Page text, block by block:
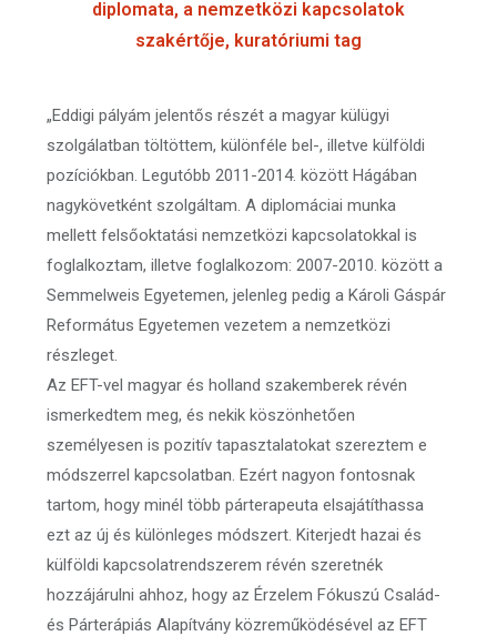
diplomata, a nemzetközi kapcsolatok
szakértője, kuratóriumi tag
„Eddigi pályám jelentős részét a magyar külügyi
szolgálatban töltöttem, különféle bel-, illetve külföldi
pozíciókban. Legutóbb 2011-2014. között Hágában
nagykövetként szolgáltam. A diplomáciai munka
mellett felsőoktatási nemzetközi kapcsolatokkal is
foglalkoztam, illetve foglalkozom: 2007-2010. között a
Semmelweis Egyetemen, jelenleg pedig a Károli Gáspár
Református Egyetemen vezetem a nemzetközi
részleget.
Az EFT-vel magyar és holland szakemberek révén
ismerkedtem meg, és nekik köszönhetően
személyesen is pozitív tapasztalatokat szereztem e
módszerrel kapcsolatban. Ezért nagyon fontosnak
tartom, hogy minél több párterapeuta elsajátíthassa
ezt az új és különleges módszert. Kiterjedt hazai és
külföldi kapcsolatrendszerem révén szeretnék
hozzájárulni ahhoz, hogy az Érzelem Fókuszú Család-
és Párterápiás Alapítvány közreműködésével az EFT